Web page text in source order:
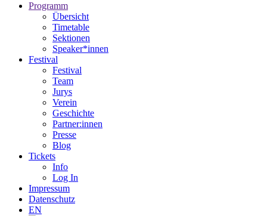
Programm
Übersicht
Timetable
Sektionen
Speaker*innen
Festival
Festival
Team
Jurys
Verein
Geschichte
Partner:innen
Presse
Blog
Tickets
Info
Log In
Impressum
Datenschutz
EN